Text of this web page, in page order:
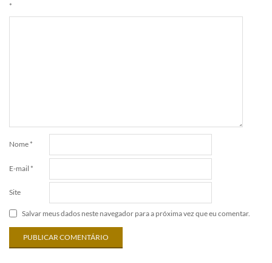
*
Nome *
E-mail *
Site
Salvar meus dados neste navegador para a próxima vez que eu comentar.